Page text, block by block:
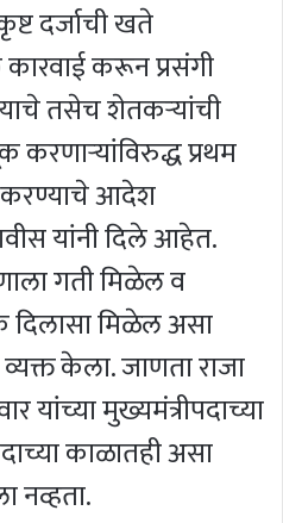
दर्जाची खते
करून प्रसंगी
तसेच शेतकऱ्यांची
प्रथम
करण्याचे आदेश
यांनी दिले आहेत.
गती मिळेल व
दिलासा मिळेल असा
व्यक्त केला. जाणता राजा
यांच्या मुख्यमंत्रीपदाच्या
काळातही असा
नव्हता.